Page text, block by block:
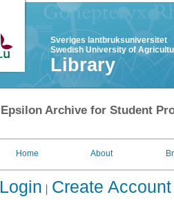
Sveriges lantbruksuniversitet
Swedish University of
Library
Epsilon Archive for Student
Home About
Login Create Account